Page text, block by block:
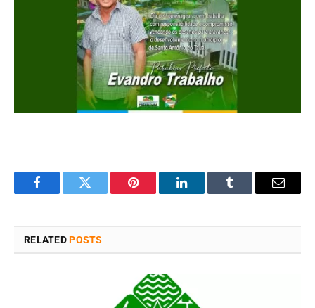
FacebookTwitter Pinterest LinkedInTumblr Email
RELATEDPOSTS